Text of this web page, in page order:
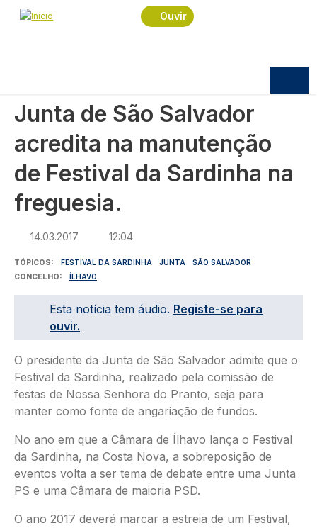
Passar para o conteúdo principal
Ouvir
Navegação estrutural
Início
Política
Junta de São Salvador acredita na manutenção
Junta de São Salvador
acredita na manutenção
de Festival da Sardinha na
freguesia.
14.03.2017 12:04
TÓPICOS FESTIVAL DA SARDINHA JUNTA
SÃO SALVADOR
CONCELHO
ÍLHAVO
Esta notícia tem áudio. Registe-se para
ouvir.
O presidente da Junta de São Salvador admite que o
Festival da Sardinha, realizado pela comissão de
festas de Nossa Senhora do Pranto, seja para
manter como fonte de angariação de fundos.
No ano em que a Câmara de Ílhavo lança o Festival
da Sardinha, na Costa Nova, a sobreposição de
eventos volta a ser tema de debate entre uma Junta
PS e uma Câmara de maioria PSD.
O ano 2017 deverá marcar a estreia de um Festival,